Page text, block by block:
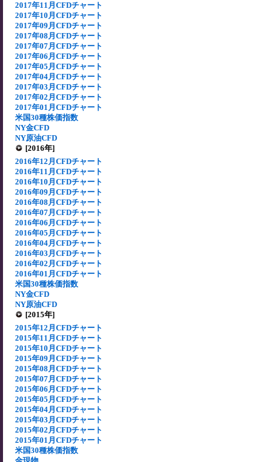
2017年11月CFDチャート
2017年10月CFDチャート
2017年09月CFDチャート
2017年08月CFDチャート
2017年07月CFDチャート
2017年06月CFDチャート
2017年05月CFDチャート
2017年04月CFDチャート
2017年03月CFDチャート
2017年02月CFDチャート
2017年01月CFDチャート
米国30種株価指数
NY金CFD
NY原油CFD
[2016年]
2016年12月CFDチャート
2016年11月CFDチャート
2016年10月CFDチャート
2016年09月CFDチャート
2016年08月CFDチャート
2016年07月CFDチャート
2016年06月CFDチャート
2016年05月CFDチャート
2016年04月CFDチャート
2016年03月CFDチャート
2016年02月CFDチャート
2016年01月CFDチャート
米国30種株価指数
NY金CFD
NY原油CFD
[2015年]
2015年12月CFDチャート
2015年11月CFDチャート
2015年10月CFDチャート
2015年09月CFDチャート
2015年08月CFDチャート
2015年07月CFDチャート
2015年06月CFDチャート
2015年05月CFDチャート
2015年04月CFDチャート
2015年03月CFDチャート
2015年02月CFDチャート
2015年01月CFDチャート
米国30種株価指数